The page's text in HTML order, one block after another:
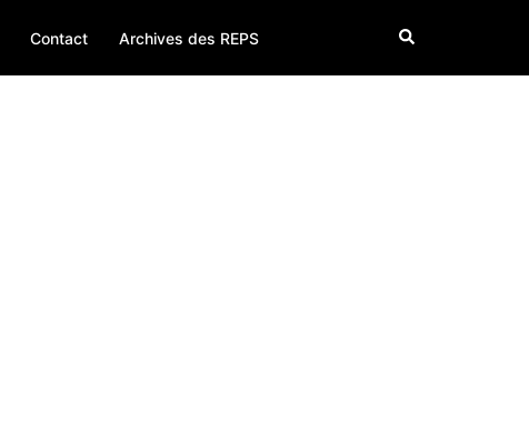
Contact Archives des REPS Search